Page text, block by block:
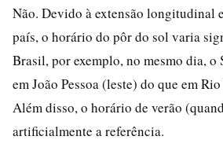
Não. Devido à extensão longitudinal
país, o horário do pôr do sol varia
Brasil, por exemplo, no mesmo dia, o
em João Pessoa (leste) do que em
Além disso, o horário de verão
artificialmente a referência.